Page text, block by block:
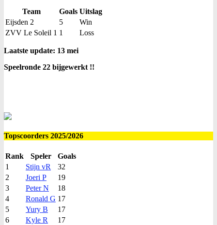
Team Goals Uitslag
Eijsden 2
5
Win
ZVV Le Soleil 1 1 Loss
Laatste update: 13 mei
Speelronde 22 bijgewerkt !!
Topscoorders 2025/2026
Rank Speler
Goals
1
Stijn vR
32
2
Joeri P
19
3
Peter N
18
4
Ronald G 17
5
Yury B
17
6
Kyle R
17